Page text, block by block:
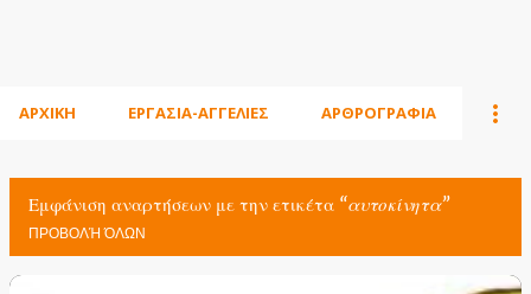
ΑΡΧΙΚΗ ΕΡΓΑΣΙΑ-ΑΓΓΕΛΙΕΣ ΑΡΘΡΟΓΡΑΦΙΑ
Εμφάνιση αναρτήσεων με την ετικέτα αυτοκίνητα
ΠΡΟΒΟΛΉ ΌΛΩΝ